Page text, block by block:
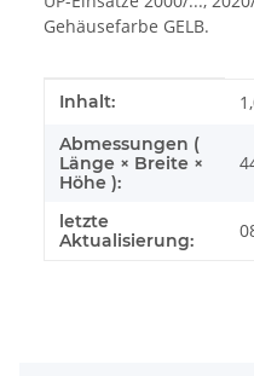
Gehäusefarbe GELB.
Produkteigenschaft
Wert
Inhalt:
Abmessungen (
Länge × Breite ×
Höhe ):
letzte
Aktualisierung: